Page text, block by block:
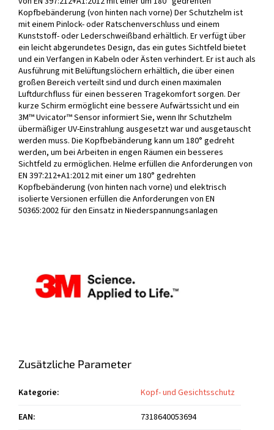
Kopfbebänderung (von hinten nach vorne) Der Schutzhelm ist
mit einem Pinlock- oder Ratschenverschluss und einem
Kunststoff- oder Lederschweißband erhältlich. Er verfügt über
ein leicht abgerundetes Design, das ein gutes Sichtfeld bietet
und ein Verfangen in Kabeln oder Ästen verhindert. Er ist auch als
Ausführung mit Belüftungslöchern erhältlich, die über einen
großen Bereich verteilt sind und durch einen maximalen
Luftdurchfluss für einen besseren Tragekomfort sorgen. Der
kurze Schirm ermöglicht eine bessere Aufwärtssicht und ein
3M™ Uvicator™ Sensor informiert Sie, wenn Ihr Schutzhelm
übermäßiger UV-Einstrahlung ausgesetzt war und ausgetauscht
werden muss. Die Kopfbebänderung kann um 180° gedreht
werden, um bei Arbeiten in engen Räumen ein besseres
Sichtfeld zu ermöglichen. Helme erfüllen die Anforderungen von
EN 397:212+A1:2012 mit einer um 180° gedrehten
Kopfbebänderung (von hinten nach vorne) und elektrisch
isolierte Versionen erfüllen die Anforderungen von EN
50365:2002 für den Einsatz in Niederspannungsanlagen
Zusätzliche Parameter
Kategorie:
Kopf- und Gesichtsschutz
EAN: 7318640053694